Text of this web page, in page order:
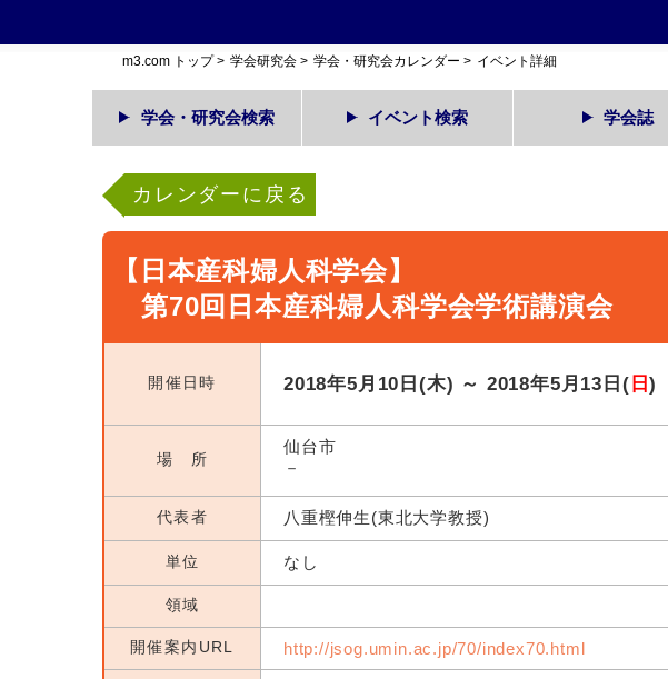
m3.com トップ> 学会研究会 > 学会・研究会カレンダー > イベント詳細
学会・研究会検索 イベント検索 学会誌
カレンダーに戻る
【日本産科婦人科学会】
第70回日本産科婦人科学会学術講演会
開催日時 2018年5月10日(木) ～ 2018年5月13日( 日)
場 所
仙台市
－
代表者 八重樫伸生(東北大学教授)
単位 なし
領域
開催案内URL http://jsog.umin.ac.jp/70/index70.html